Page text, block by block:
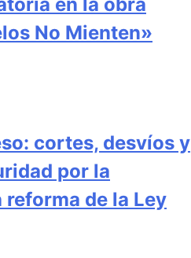
No Mienten»
cortes, desvíos y
por la
de la Ley